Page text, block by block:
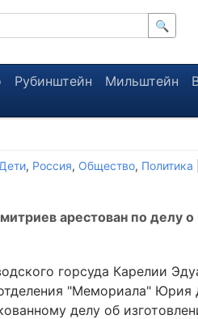
🔍
Рубинштейн Мильштейн
Дети, Россия, Общество, Политика
арестован по делу о
горсуда Карелии
"Мемориала"
делу об